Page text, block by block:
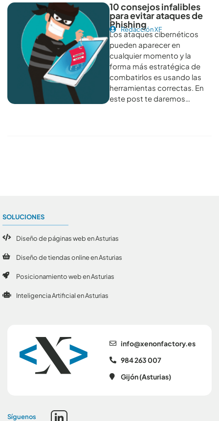
10 consejos infalibles
para evitar ataques de
Phishing
Redacción XF
Los ataques cibernéticos
pueden aparecer en
cualquier momento y la
forma más estratégica de
combatirlos es usando las
herramientas correctas. En
este post te daremos…
se.yrotcafnonex@ofni
984 263 007
Gijón (Asturias)
Síguenos
SOLUCIONES
Diseño de páginas web en Asturias
Diseño de tiendas online en Asturias
Posicionamiento web en Asturias
Inteligencia Artificial en Asturias